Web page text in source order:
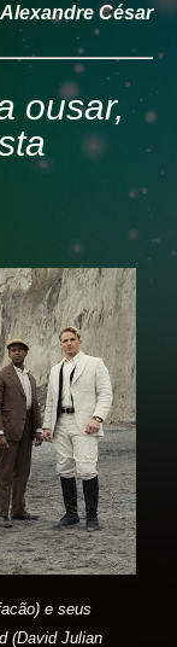
César
ousar,
e seus
(David Julian